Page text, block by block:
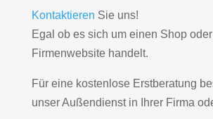
Kontaktieren Sie uns!
Egal ob es sich um einen Shop
Firmenwebsite handelt.
Für eine kostenlose Erstberatung
unser Außendienst in Ihrer Firma